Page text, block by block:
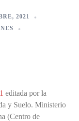
2021
editada por la
y Suelo. Ministerio
(Centro de